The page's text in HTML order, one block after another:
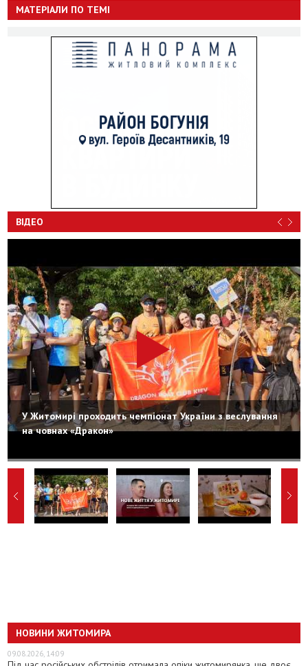
МАТЕРІАЛИ ПО ТЕМІ
ВІДЕО
У Житомирі проходить чемпіонат України з веслування
на човнах «Дракон»
НОВИНИ ЖИТОМИРА
09.08.2026, 14:09